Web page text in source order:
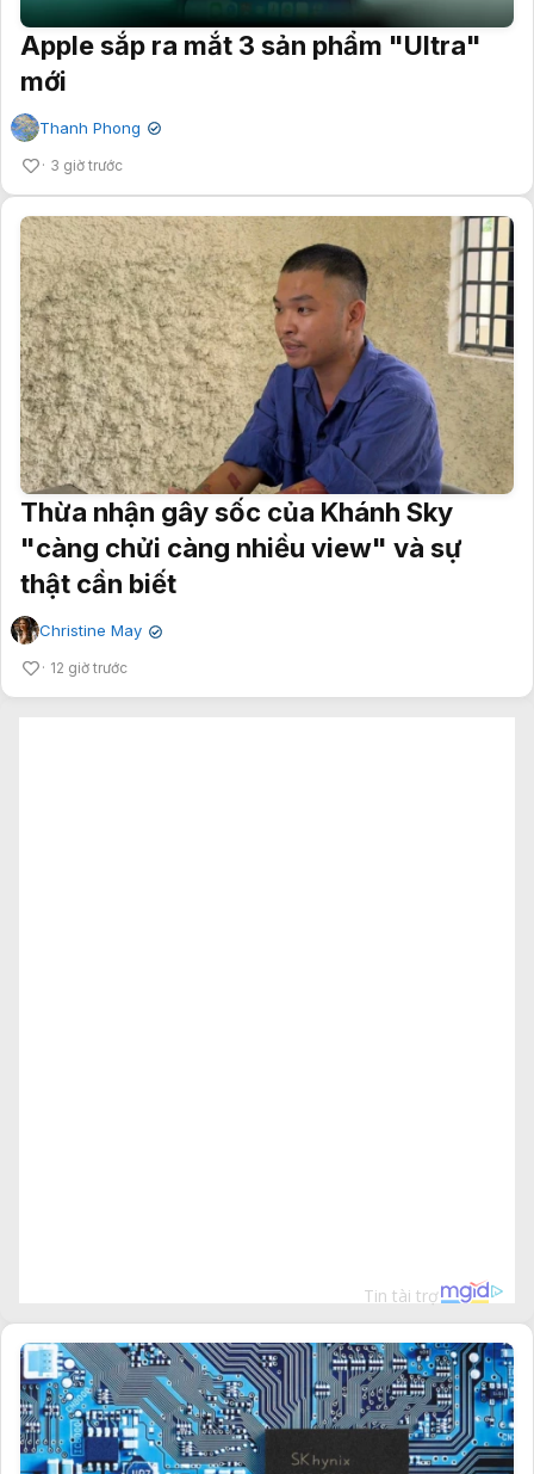
Apple sắp ra mắt 3 sản phẩm "Ultra"
mới
Thanh Phong ✔
3 giờ trước
Thừa nhận gây sốc của Khánh Sky
"càng chửi càng nhiều view" và sự
thật cần biết
Christine May ✔
12 giờ trước